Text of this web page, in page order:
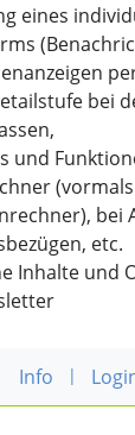
eines
bei
und
(vormals
bei
etc.
Inhalte und
Info |